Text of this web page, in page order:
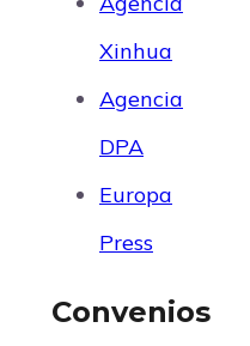
Xinhua
Agencia
DPA
Europa
Press
Convenios